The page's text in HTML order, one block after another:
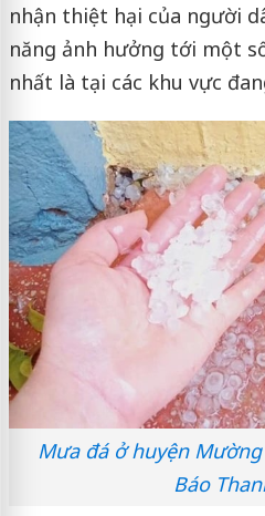
nhận thiệt hại của người
năng ảnh hưởng tới một
nhất là tại các khu vực
Mưa đá ở huyện
Báo